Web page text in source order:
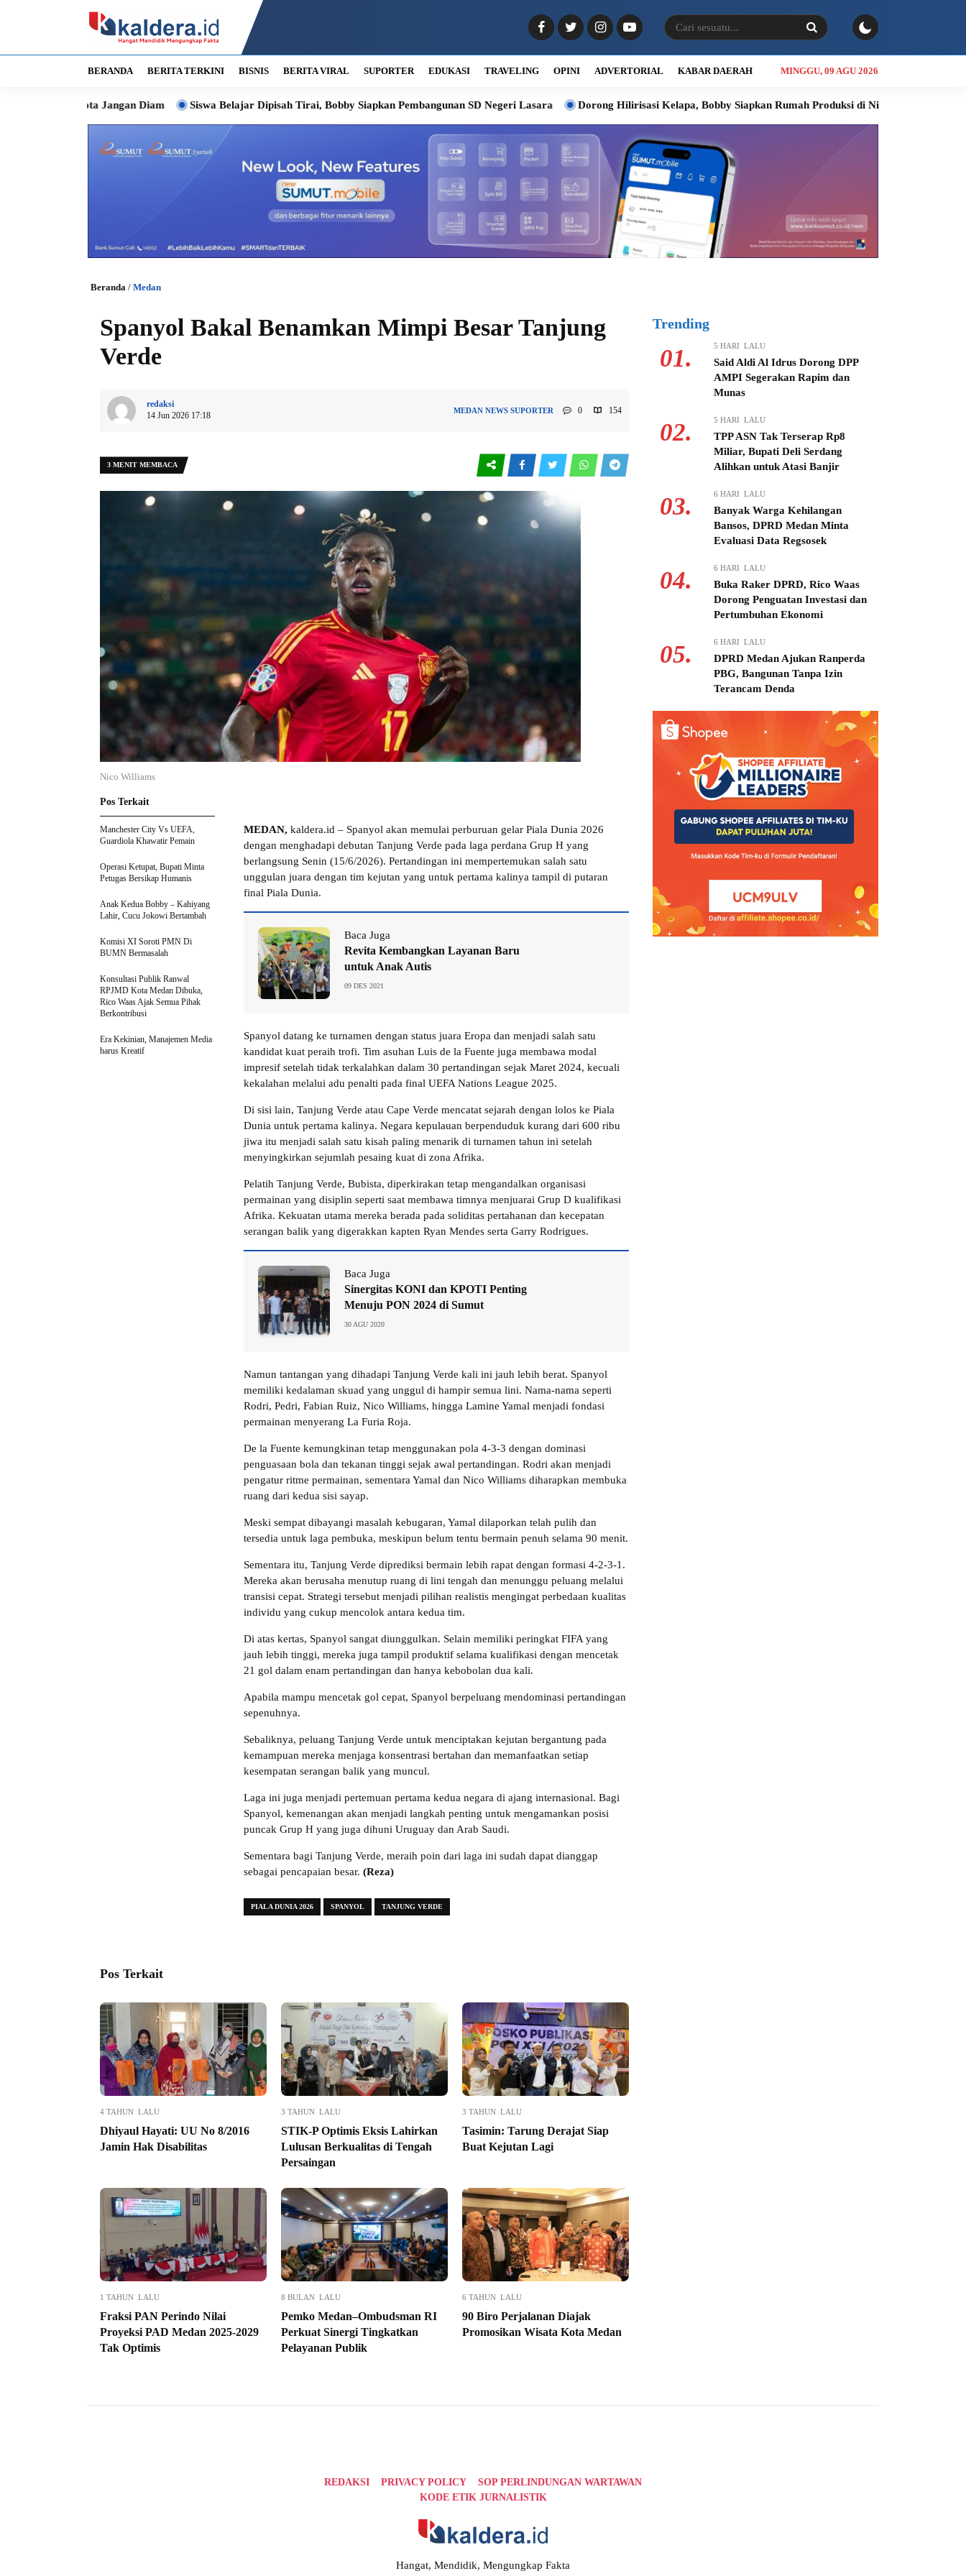
BERANDA BERITA TERKINI BISNIS BERITA VIRAL SUPORTER EDUKASI TRAVELING OPINI ADVERTORIAL KABAR DAERAH MINGGU, 09 AGU 2026
Jangan Diam Siswa Belajar Dipisah Tirai, Bobby Siapkan Pembangunan SD Negeri Lasara Dorong Hilirisasi Kelapa, Bobby Siapkan Rumah Produksi di Nias Utara INALUM Siapkan
Beranda / Medan
Spanyol Bakal Benamkan Mimpi Besar Tanjung
Verde
redaksi
14 Jun 2026 17:18
MEDAN NEWS SUPORTER 0 154
3 MENIT MEMBACA
Nico Williams
MEDAN, kaldera.id – Spanyol akan memulai perburuan gelar Piala Dunia 2026
dengan menghadapi debutan Tanjung Verde pada laga perdana Grup H yang
berlangsung Senin (15/6/2026). Pertandingan ini mempertemukan salah satu
unggulan juara dengan tim kejutan yang untuk pertama kalinya tampil di putaran
final Piala Dunia.
Baca Juga
Revita Kembangkan Layanan Baru
untuk Anak Autis
09 DES 2021
Spanyol datang ke turnamen dengan status juara Eropa dan menjadi salah satu
kandidat kuat peraih trofi. Tim asuhan Luis de la Fuente juga membawa modal
impresif setelah tidak terkalahkan dalam 30 pertandingan sejak Maret 2024, kecuali
kekalahan melalui adu penalti pada final UEFA Nations League 2025.
Di sisi lain, Tanjung Verde atau Cape Verde mencatat sejarah dengan lolos ke Piala
Dunia untuk pertama kalinya. Negara kepulauan berpenduduk kurang dari 600 ribu
jiwa itu menjadi salah satu kisah paling menarik di turnamen tahun ini setelah
menyingkirkan sejumlah pesaing kuat di zona Afrika.
Pelatih Tanjung Verde, Bubista, diperkirakan tetap mengandalkan organisasi
permainan yang disiplin seperti saat membawa timnya menjuarai Grup D kualifikasi
Afrika. Kekuatan utama mereka berada pada soliditas pertahanan dan kecepatan
serangan balik yang digerakkan kapten Ryan Mendes serta Garry Rodrigues.
Baca Juga
Sinergitas KONI dan KPOTI Penting
Menuju PON 2024 di Sumut
30 AGU 2020
Namun tantangan yang dihadapi Tanjung Verde kali ini jauh lebih berat. Spanyol
memiliki kedalaman skuad yang unggul di hampir semua lini. Nama-nama seperti
Rodri, Pedri, Fabian Ruiz, Nico Williams, hingga Lamine Yamal menjadi fondasi
permainan menyerang La Furia Roja.
De la Fuente kemungkinan tetap menggunakan pola 4-3-3 dengan dominasi
penguasaan bola dan tekanan tinggi sejak awal pertandingan. Rodri akan menjadi
pengatur ritme permainan, sementara Yamal dan Nico Williams diharapkan membuka
ruang dari kedua sisi sayap.
Meski sempat dibayangi masalah kebugaran, Yamal dilaporkan telah pulih dan
tersedia untuk laga pembuka, meskipun belum tentu bermain penuh selama 90 menit.
Sementara itu, Tanjung Verde diprediksi bermain lebih rapat dengan formasi 4-2-3-1.
Mereka akan berusaha menutup ruang di lini tengah dan menunggu peluang melalui
transisi cepat. Strategi tersebut menjadi pilihan realistis mengingat perbedaan kualitas
individu yang cukup mencolok antara kedua tim.
Di atas kertas, Spanyol sangat diunggulkan. Selain memiliki peringkat FIFA yang
jauh lebih tinggi, mereka juga tampil produktif selama kualifikasi dengan mencetak
21 gol dalam enam pertandingan dan hanya kebobolan dua kali.
Apabila mampu mencetak gol cepat, Spanyol berpeluang mendominasi pertandingan
sepenuhnya.
Sebaliknya, peluang Tanjung Verde untuk menciptakan kejutan bergantung pada
kemampuan mereka menjaga konsentrasi bertahan dan memanfaatkan setiap
kesempatan serangan balik yang muncul.
Laga ini juga menjadi pertemuan pertama kedua negara di ajang internasional. Bagi
Spanyol, kemenangan akan menjadi langkah penting untuk mengamankan posisi
puncak Grup H yang juga dihuni Uruguay dan Arab Saudi.
Sementara bagi Tanjung Verde, meraih poin dari laga ini sudah dapat dianggap
sebagai pencapaian besar. (Reza)
PIALA DUNIA 2026 SPANYOL TANJUNG VERDE
Pos Terkait
Manchester City Vs UEFA,
Guardiola Khawatir Pemain
Operasi Ketupat, Bupati Minta
Petugas Bersikap Humanis
Anak Kedua Bobby – Kahiyang
Lahir, Cucu Jokowi Bertambah
Komisi XI Soroti PMN Di
BUMN Bermasalah
Konsultasi Publik Ranwal
RPJMD Kota Medan Dibuka,
Rico Waas Ajak Semua Pihak
Berkontribusi
Era Kekinian, Manajemen Media
harus Kreatif
Pos Terkait
4 TAHUN LALU
Dhiyaul Hayati: UU No 8/2016
Jamin Hak Disabilitas
3 TAHUN LALU
STIK-P Optimis Eksis Lahirkan
Lulusan Berkualitas di Tengah
Persaingan
3 TAHUN LALU
Tasimin: Tarung Derajat Siap
Buat Kejutan Lagi
1 TAHUN LALU
Fraksi PAN Perindo Nilai
Proyeksi PAD Medan 2025-2029
Tak Optimis
8 BULAN LALU
Pemko Medan–Ombudsman RI
Perkuat Sinergi Tingkatkan
Pelayanan Publik
6 TAHUN LALU
90 Biro Perjalanan Diajak
Promosikan Wisata Kota Medan
Trending
01. 5 HARI LALU
Said Aldi Al Idrus Dorong DPP
AMPI Segerakan Rapim dan
Munas
02. 5 HARI LALU
TPP ASN Tak Terserap Rp8
Miliar, Bupati Deli Serdang
Alihkan untuk Atasi Banjir
03. 6 HARI LALU
Banyak Warga Kehilangan
Bansos, DPRD Medan Minta
Evaluasi Data Regsosek
04. 6 HARI LALU
Buka Raker DPRD, Rico Waas
Dorong Penguatan Investasi dan
Pertumbuhan Ekonomi
05. 6 HARI LALU
DPRD Medan Ajukan Ranperda
PBG, Bangunan Tanpa Izin
Terancam Denda
REDAKSI PRIVACY POLICY
SOP PERLINDUNGAN WARTAWAN
KODE ETIK JURNALISTIK
Hangat, Mendidik, Mengungkap Fakta